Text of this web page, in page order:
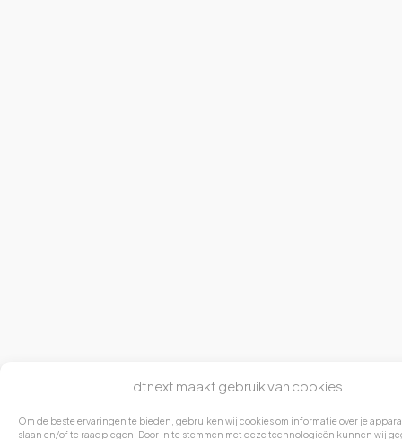
dtnext maakt gebruik van cookies
Om de beste ervaringen te bieden, gebruiken wij cookies om informatie over je
slaan en/of te raadplegen. Door in te stemmen met deze technologieën kunnen wij